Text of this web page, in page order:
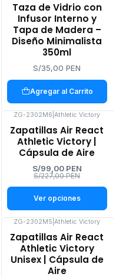
Taza de Vidrio con
Infusor Interno y
Tapa de Madera –
Diseño Minimalista
350ml
S/35,00 PEN
Agregar al Carrito
-56%
OFF
ZG-2302M6 |Athletic Victory
Zapatillas Air React
Athletic Victory |
Cápsula de Aire
S/99,00 PEN
S/227,00 PEN
Ver opciones
-56%
OFF
ZG-2302M5 |Athletic Victory
Zapatillas Air React
Athletic Victory
Unisex | Cápsula de
Aire